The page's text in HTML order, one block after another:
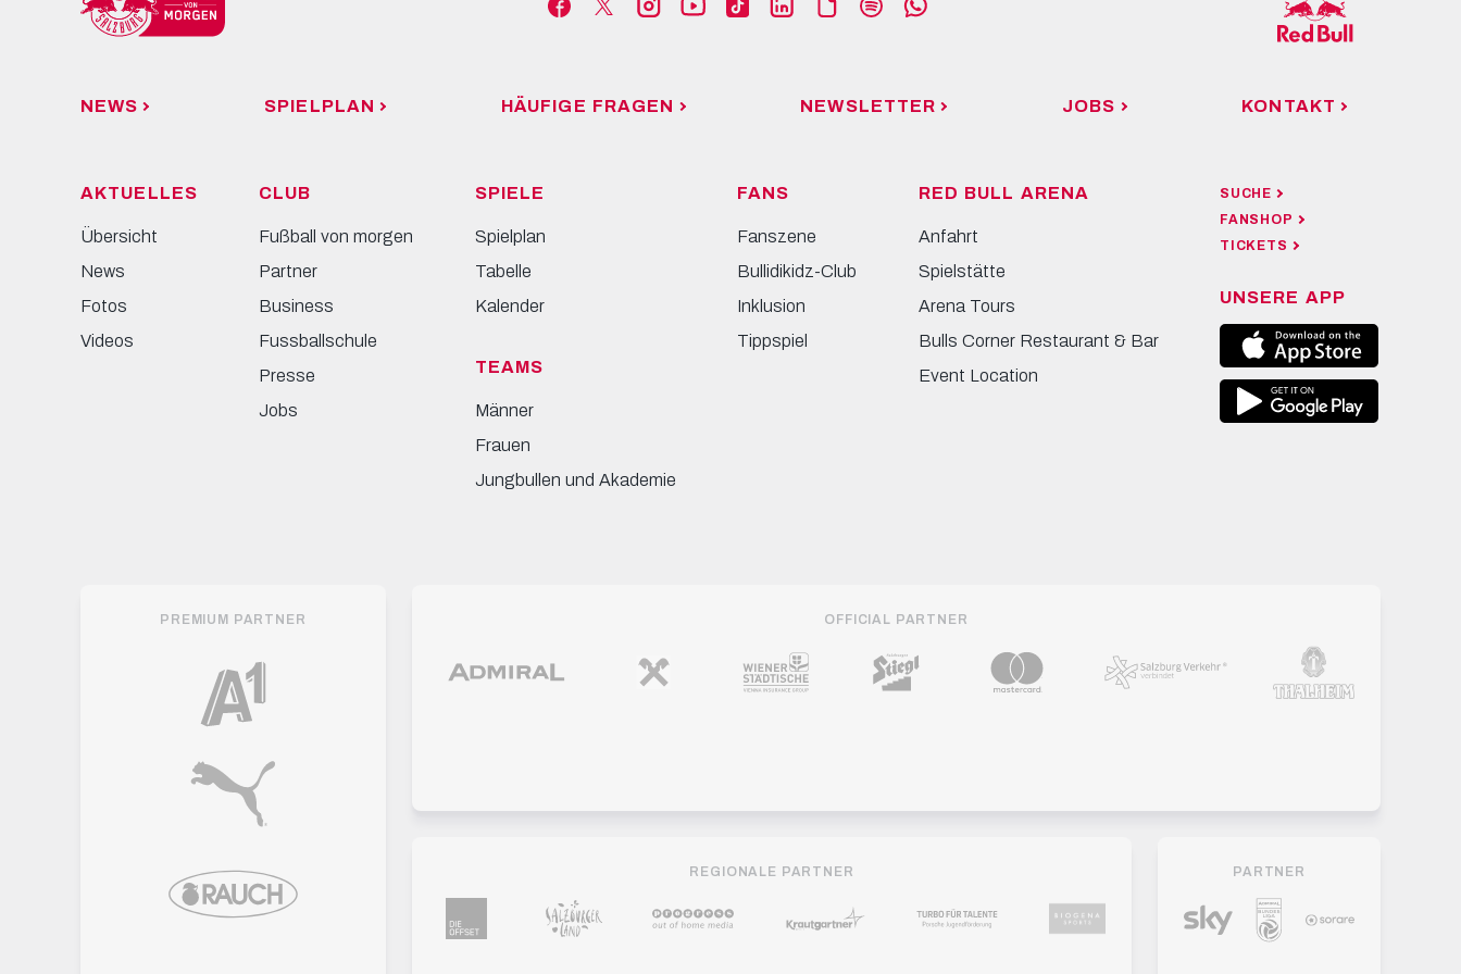
NEWS SPIELPLAN HÄUFIGE FRAGEN NEWSLETTER JOBS KONTAKT
AKTUELLES
Übersicht
News
Fotos
Videos
CLUB
Fußball von morgen
Partner
Business
Fussballschule
Presse
Jobs
SPIELE
Spielplan
Tabelle
Kalender
TEAMS
Männer
Frauen
Jungbullen und Akademie
FANS
Fanszene
Bullidikidz-Club
Inklusion
Tippspiel
RED BULL ARENA
Anfahrt
Spielstätte
Arena Tours
Bulls Corner Restaurant & Bar
Event Location
SUCHE
FANSHOP
TICKETS
UNSERE APP
PREMIUM PARTNER OFFICIAL PARTNER
REGIONALE PARTNER PARTNER